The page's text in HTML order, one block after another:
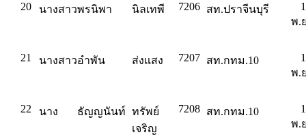
20 นางสาวพรนิพา นิลเทพี 7206 สท.ปราจีนบุรี
พ.
21 นางสาวอำพัน ส่งแสง 7207 สท.กทม.10
พ.
22 นาง ธัญญนันท์ ทรัพย์
เจริญ
7208 สท.กทม.10
พ.